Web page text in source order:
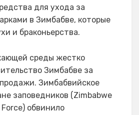
для ухода за
в Зимбабве, которые
и браконьерства.
среды жестко
Зимбабве за
Зимбабвийское
заповедников (Zimbabwe
обвинило